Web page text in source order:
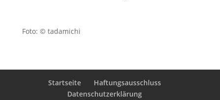
Foto: © tadamichi
Startseite
Haftungsausschluss
Datenschutzerklärung